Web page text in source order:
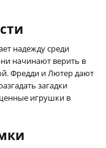
надежду среди
начинают верить в
Фредди и Лютер дают
загадки
игрушки в